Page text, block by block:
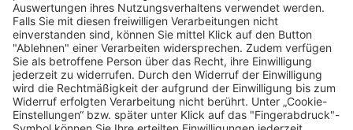
Careers
Bei Facility Connect anmelden
Impressum